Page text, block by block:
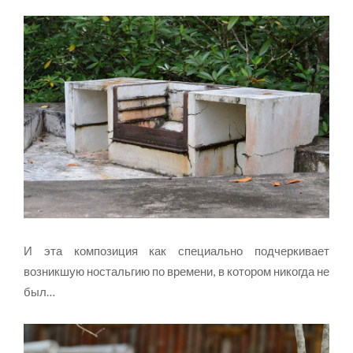
И эта композиция как специально подчеркивает
возникшую ностальгию по времени, в котором никогда не
был…